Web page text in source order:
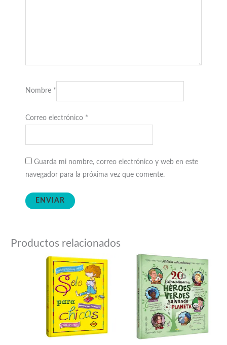
Nombre *
Correo electrónico *
Guarda mi nombre, correo electrónico y web en este
navegador para la próxima vez que comente.
Productos relacionados